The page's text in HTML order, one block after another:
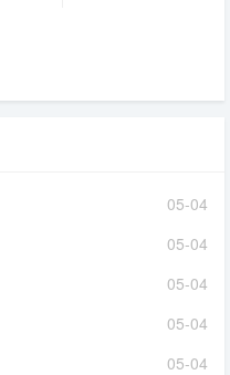
05-04
05-04
05-04
05-04
05-04